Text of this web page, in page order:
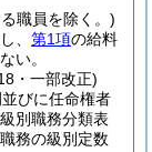
職員を除く。)
、 第1項の給料
い。
・一部改正)
びに任命権者
別職務分類表
務の級別定数